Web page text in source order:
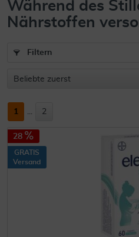
Während des
Nährstoffen
Filtern
1 ... 2
28
GRATIS
Versand